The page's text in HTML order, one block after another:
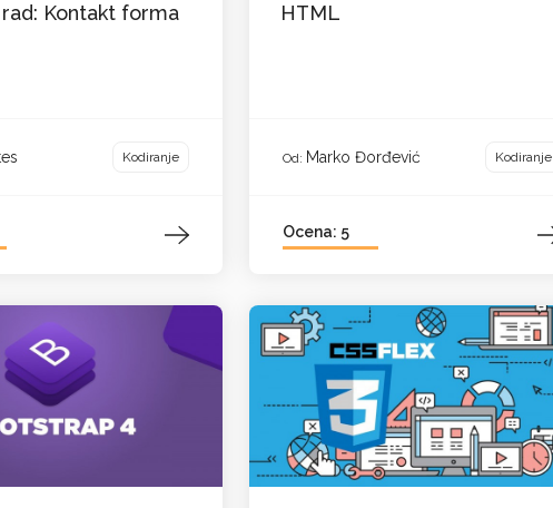
Kontakt forma
Kodiranje
HTML
Od: Marko Đorđević Kodiranje
Ocena: 5